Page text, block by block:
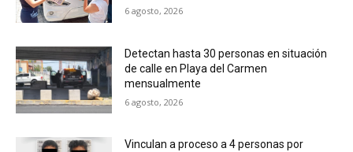
6 agosto, 2026
Detectan hasta 30 personas en situación
de calle en Playa del Carmen
mensualmente
6 agosto, 2026
Vinculan a proceso a 4 personas por